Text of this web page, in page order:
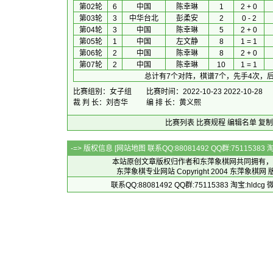
第02轮
6 中国 陈幸琳 1
2 + 0
第03轮
3 中华台北 彭柔安 2
0 - 2
第04轮
3 中国 陈幸琳 5
2 + 0
第05轮
1 中国 左文静 8
1 = 1
第06轮
2 中国 陈幸琳 8
2 + 0
第07轮
2 中国 陈幸琳 10
1 = 1
总计有7个对阵，棋谱7个，先手4次，
比赛组别：女子组
比赛时间：2022-10-23 2022-10-28
裁 判 长：刘杏华
编 排 长：黄义熙
比赛列表 比赛规程 编辑名单 复
-=> 版权信息 [网站地图 联系QQ:88081492 QQ群:75115383
本站原创文章版权归作者和 东萍象棋网共同拥有
东萍象棋专业网站 Copyright 2004 东萍象棋网
联系QQ:88081492 QQ群:75115383 淘宝:hldcg